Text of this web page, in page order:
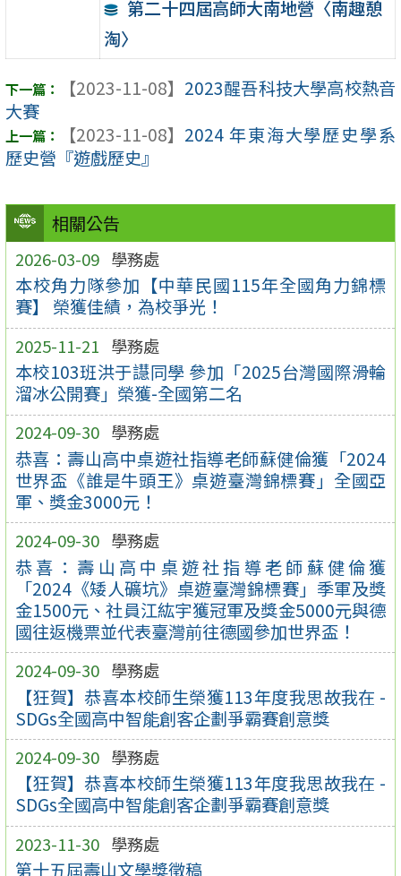
相關公告
2026-03-09 學務處
本校角力隊參加【中華民國115年全國角力錦標
賽】 榮獲佳績，為校爭光！
2025-11-21 學務處
本校103班洪于譿同學 參加「2025台灣國際滑輪
溜冰公開賽」榮獲-全國第二名
2024-09-30 學務處
恭喜：壽山高中桌遊社指導老師蘇健倫獲「2024
世界盃《誰是牛頭王》桌遊臺灣錦標賽」全國亞
軍、獎金3000元！
2024-09-30 學務處
恭喜：壽山高中桌遊社指導老師蘇健倫獲
「2024《矮人礦坑》桌遊臺灣錦標賽」季軍及獎
金1500元、社員江紘宇獲冠軍及獎金5000元與德
國往返機票並代表臺灣前往德國參加世界盃！
2024-09-30 學務處
【狂賀】恭喜本校師生榮獲113年度我思故我在 -
SDGs全國高中智能創客企劃爭霸賽創意獎
2024-09-30 學務處
【狂賀】恭喜本校師生榮獲113年度我思故我在 -
SDGs全國高中智能創客企劃爭霸賽創意獎
2023-11-30 學務處
第十五屆壽山文學獎徵稿
第二十四屆高師大南地營〈南趣憩
淘〉
【2023-11-08】 2023醒吾科技大學高校熱音
大賽
【2023-11-08】 2024 年東海大學歷史學系
歷史營『遊戲歷史』